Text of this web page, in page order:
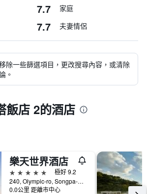
7.7 家庭
7.7 夫妻情侶
除一些篩選項目，更改搜尋內容，或清除
。
飯店 2的酒店
樂天世界酒店
5星級
極好 9.2
240, Olympic-ro, Songpa-gu, 首爾, 韓國
0.0公里 距離市中心